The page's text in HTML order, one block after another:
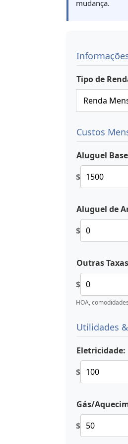
mudança.
Tipo de
Custos
Aluguel
$
Aluguel de
$
Outras
$
HOA,
Utilidades
Eletricidade:
$
Gás/
$